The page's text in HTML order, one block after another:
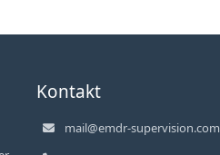
Kontakt
mail@emdr-supervision.com